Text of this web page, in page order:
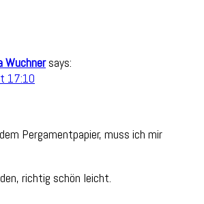
Wuchner says:
17:10
Pergamentpapier, muss ich mir
richtig schön leicht.